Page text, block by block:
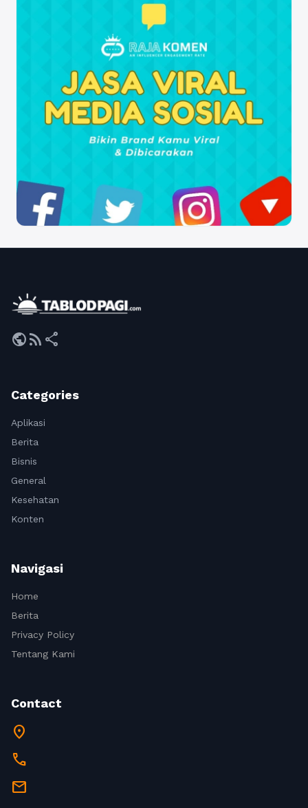
publicrss_feed share
Categories
Aplikasi
Berita
Bisnis
General
Kesehatan
Konten
Navigasi
Home
Berita
Privacy Policy
Tentang Kami
Contact
location_on
call
mail